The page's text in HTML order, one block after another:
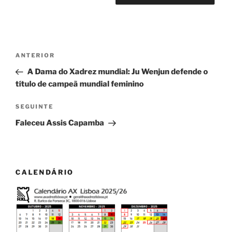
Navegação
artigos
Conteúdo
anterior
ANTERIOR
A Dama do Xadrez mundial: Ju Wenjun defende o
título de campeã mundial feminino
Conteúdo
seguinte
SEGUINTE
Faleceu Assis Capamba
CALENDÁRIO